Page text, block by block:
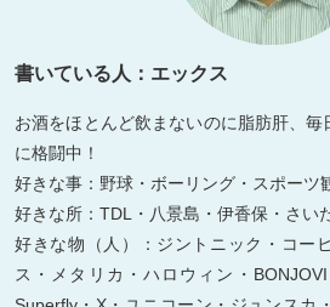
書いている人：エックス
お酒をほとんど飲まないのに脂肪肝、毎
に格闘中！
好きな事：野球・ボーリング・スポーツ
好きな所：TDL・八景島・伊香保・さい
好きな物（人）：ジントニック・コー
ス・メタリカ・ハロウィン・